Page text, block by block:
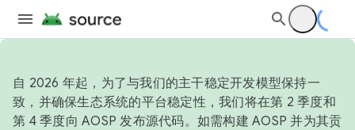
自 2026 年起，为了与我们的主干稳定开发模型保持一
致，并确保生态系统的平台稳定性，我们将在第 2 季度和
第 4 季度向 AOSP 发布源代码。如需构建 AOSP 并为其贡